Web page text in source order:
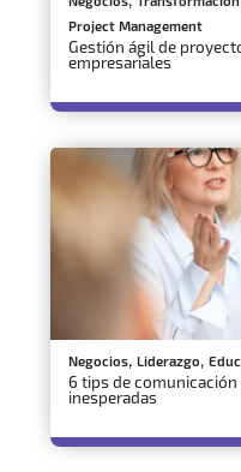
Project Management
Gestión ágil de
empresariales
Negocios, Liderazgo,
6 tips de
inesperadas